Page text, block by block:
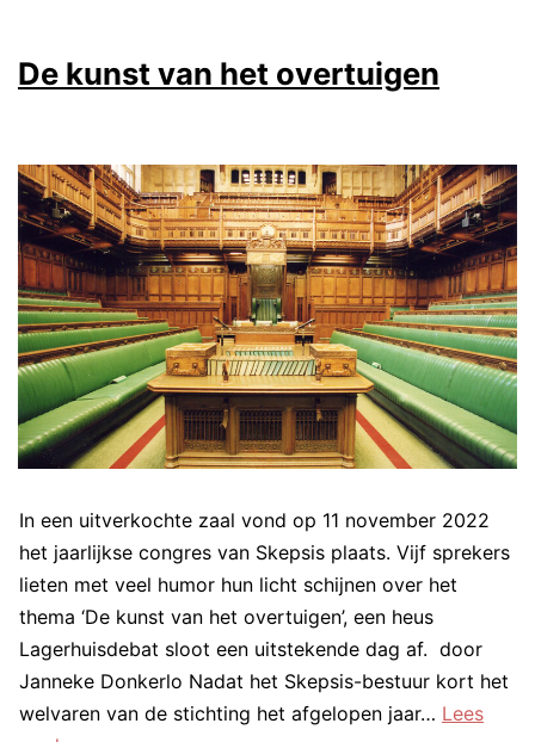
De kunst van het overtuigen
In een uitverkochte zaal vond op 11 november 2022
het jaarlijkse congres van Skepsis plaats. Vijf sprekers
lieten met veel humor hun licht schijnen over het
thema ‘De kunst van het overtuigen’, een heus
Lagerhuisdebat sloot een uitstekende dag af. door
Janneke Donkerlo Nadat het Skepsis-bestuur kort het
welvaren van de stichting het afgelopen jaar… Lees